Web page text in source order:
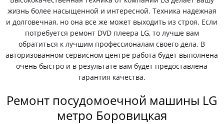
жизнь более насыщенной и интересной. Техника надежная
и долговечная, но она все же может выходить из строя. Если
потребуется ремонт DVD плеера LG, то лучше вам
обратиться к лучшим профессионалам своего дела. В
авторизованном сервисном центре работа будет выполнена
очень быстро и в результате вам будет предоставлена
гарантия качества.
Ремонт посудомоечной машины LG
метро Боровицкая